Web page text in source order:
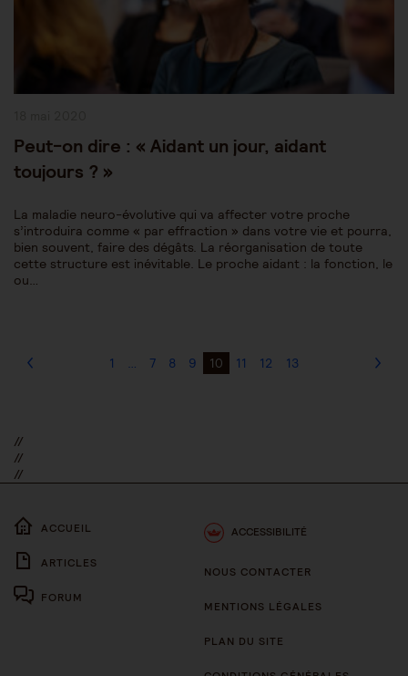
Peut-on dire : « Aidant un jour, aidant
toujours ? »
La maladie neuro-évolutive qui va affecter votre proche
s’introduira comme « par effraction » dans votre vie et pourra,
bien souvent, faire des dégâts. La réorganisation de toute
cette structure est inévitable. Le proche aidant : la fonction, le
ou…
1 … 7 8 9 10 11 12 13
//
//
//
ACCUEIL
ARTICLES
FORUM
ACCESSIBILITÉ
NOUS CONTACTER
MENTIONS LÉGALES
PLAN DU SITE